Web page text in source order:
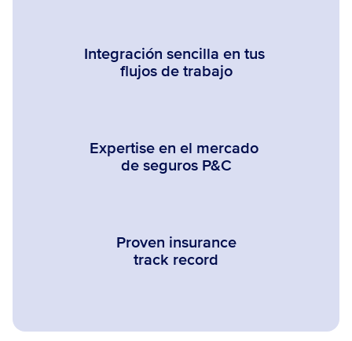
Integración sencilla en tus
flujos de trabajo
Expertise en el mercado
de seguros P&C
Proven insurance
track record